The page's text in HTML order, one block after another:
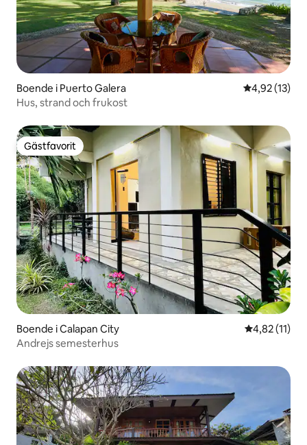
Boende i Puerto Galera 4,92 av 5 i
4,92 (13)
Hus, strand och frukost
Gästfavorit
Gästfavorit
Boende i Calapan City 4,82 av 5 i
4,82 (11)
Andrejs semesterhus